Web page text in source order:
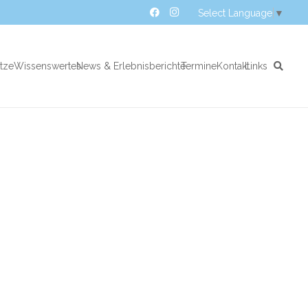
Select Language ▼
WissenswertesNews & ErlebnisberichteTermineKontaktLinks